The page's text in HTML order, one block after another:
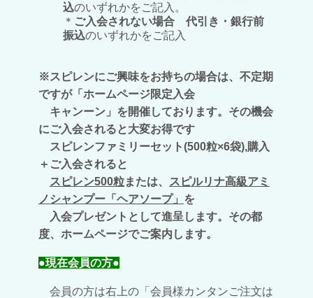
込のいずれかをご記入。
＊ ご入会されない場合 代引き・銀行前
振込のいずれかをご記入
※スピレンにご興味をお持ちの場合は、不定期
ですが「ホームページ限定入会
キャンーン」を開催しております。その機会
にご入会されると大変お得です
スピレンファミリーセット(500粒×6袋),購入
＋ご入会されると
スピレン500粒または、
スピルリナ高級アミ
ノシャンプー「ヘアソープ」 を
入会プレゼントとして進呈します。その都
度、ホームページでご案内します。
●現在会員の方●
会員の方は右上の「会員様カンタンご注文は